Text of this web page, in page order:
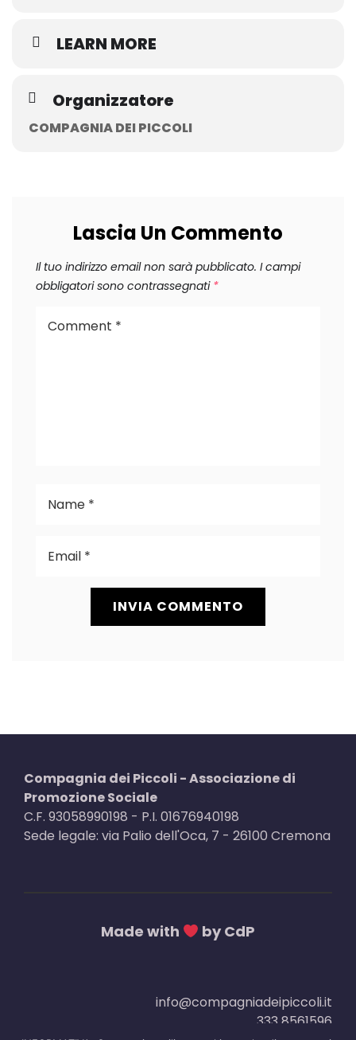
LEARN MORE
Organizzatore
COMPAGNIA DEI PICCOLI
Lascia Un Commento
Il tuo indirizzo email non sarà pubblicato. I campi
obbligatori sono contrassegnati *
Compagnia dei Piccoli - Associazione di
Promozione Sociale
C.F. 93058990198 - P.I. 01676940198
Sede legale: via Palio dell'Oca, 7 - 26100 Cremona
Made with by CdP
info@compagniadeipiccoli.it
333 8561596